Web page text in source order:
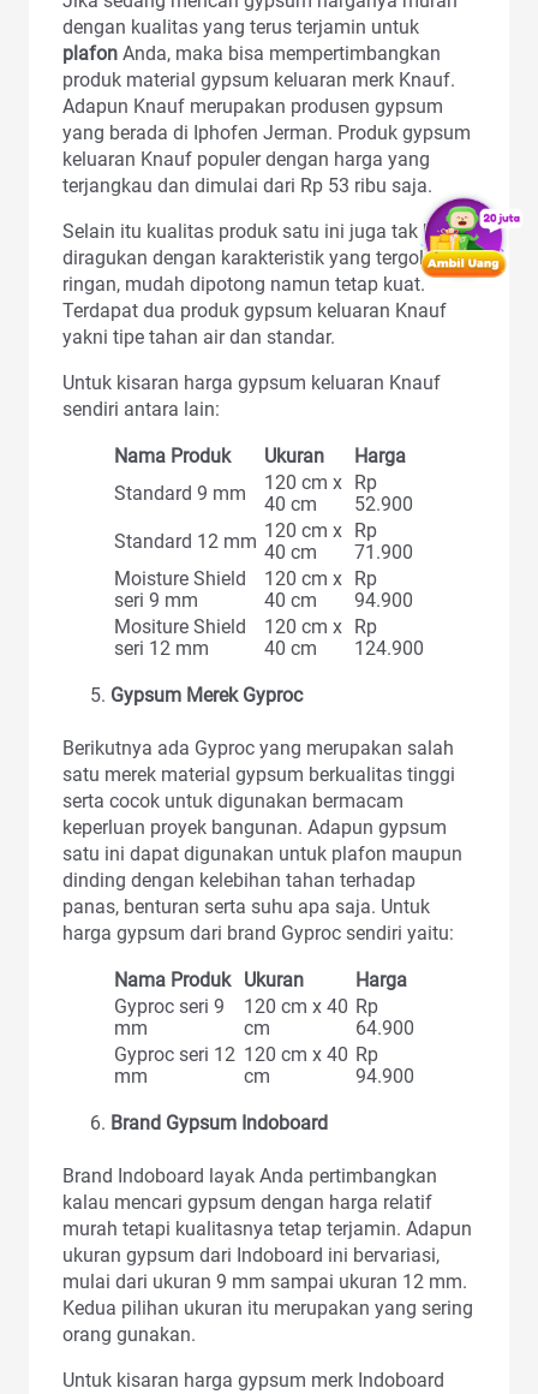
dengan kualitas yang terus terjamin untuk
plafon Anda, maka bisa mempertimbangkan
produk material gypsum keluaran merk Knauf.
Adapun Knauf merupakan produsen gypsum
yang berada di Iphofen Jerman. Produk gypsum
keluaran Knauf populer dengan harga yang
terjangkau dan dimulai dari Rp 53 ribu saja.
Selain itu kualitas produk satu ini juga tak bisa
diragukan dengan karakteristik yang tergolong
ringan, mudah dipotong namun tetap kuat.
Terdapat dua produk gypsum keluaran Knauf
yakni tipe tahan air dan standar.
Untuk kisaran harga gypsum keluaran Knauf
sendiri antara lain:
Nama Produk Ukuran
Harga
Standard 9 mm
120 cm x
40 cm
Rp
52.900
Standard 12 mm 120 cm x
40 cm
Rp
71.900
Moisture Shield
seri 9 mm
120 cm x
40 cm
Rp
94.900
Mositure Shield
seri 12 mm
120 cm x
40 cm
Rp
124.900
Gypsum Merek Gyproc
Berikutnya ada Gyproc yang merupakan salah
satu merek material gypsum berkualitas tinggi
serta cocok untuk digunakan bermacam
keperluan proyek bangunan. Adapun gypsum
satu ini dapat digunakan untuk plafon maupun
dinding dengan kelebihan tahan terhadap
panas, benturan serta suhu apa saja. Untuk
harga gypsum dari brand Gyproc sendiri yaitu:
Nama Produk Ukuran
Harga
Gyproc seri 9
mm
120 cm x 40
cm
Rp
64.900
Gyproc seri 12
mm
120 cm x 40
cm
Rp
94.900
Brand Gypsum Indoboard
Brand Indoboard layak Anda pertimbangkan
kalau mencari gypsum dengan harga relatif
murah tetapi kualitasnya tetap terjamin. Adapun
ukuran gypsum dari Indoboard ini bervariasi,
mulai dari ukuran 9 mm sampai ukuran 12 mm.
Kedua pilihan ukuran itu merupakan yang sering
orang gunakan.
Untuk kisaran harga gypsum merk Indoboard